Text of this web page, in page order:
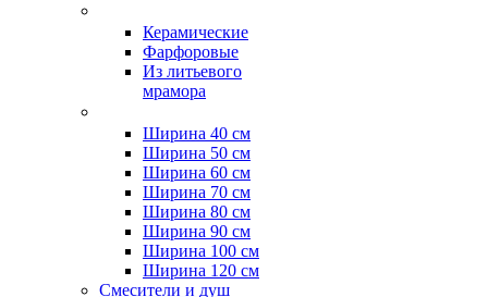
Керамические
Фарфоровые
Из литьевого
мрамора
Ширина 40 см
Ширина 50 см
Ширина 60 см
Ширина 70 см
Ширина 80 см
Ширина 90 см
Ширина 100 см
Ширина 120 см
Смесители и душ